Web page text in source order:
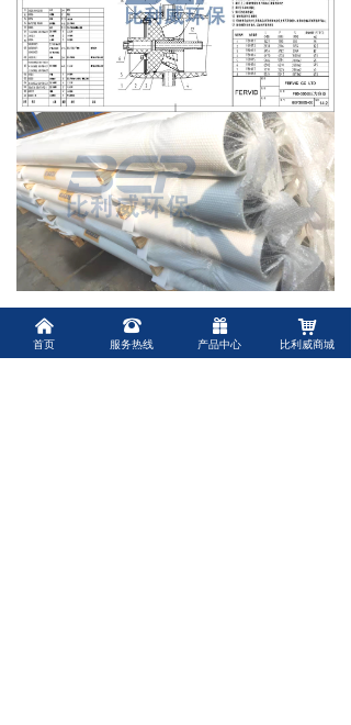
前一个：
FERVID上海沣汭膜壳8040玻璃钢压力容
器配件密封圈止推环适配器一体锅型端板
낀
首页
뀰
服务热线
끣
产品中心
낙
比利威商城